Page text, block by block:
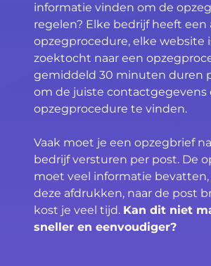
informatie vinden om de
regelen? Elke bedrijf heeft een
opzegprocedure, elke website
zoektocht naar een
gemiddeld 30 minuten duren
om de juiste contactgegevens
opzegprocedure te vinden.
Vaak moet je een opzegbrief
bedrijf versturen per post. De
moet veel informatie
deze afdrukken, naar de post
kost je veel tijd. Kan dit niet
sneller en eenvoudiger?